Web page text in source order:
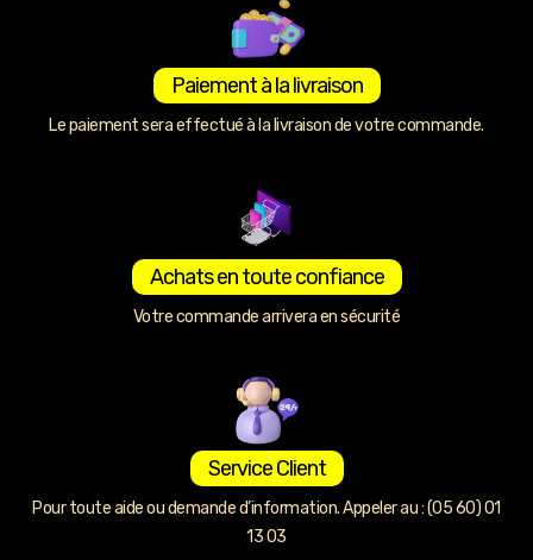
Paiement à la livraison
Le paiement sera effectué à la livraison de votre commande.
Achats en toute confiance
Votre commande arrivera en sécurité
Service Client
Pour toute aide ou demande d’information. Appeler au : (05 60) 01
13 03